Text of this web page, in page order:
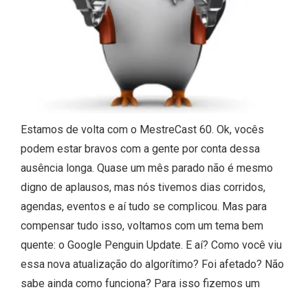
Estamos de volta com o MestreCast 60. Ok, vocês
podem estar bravos com a gente por conta dessa
ausência longa. Quase um mês parado não é mesmo
digno de aplausos, mas nós tivemos dias corridos,
agendas, eventos e aí tudo se complicou. Mas para
compensar tudo isso, voltamos com um tema bem
quente: o Google Penguin Update. E aí? Como você viu
essa nova atualização do algorítimo? Foi afetado? Não
sabe ainda como funciona? Para isso fizemos um